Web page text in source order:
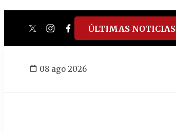
twitterinstagram
facebook
tiktokyoutube
spotify
ÚLTIMAS NOTICIAS
08 ago 2026